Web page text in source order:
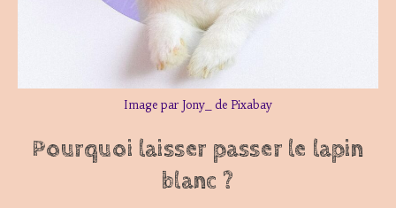
Image par Jony_ de Pixabay
Pourquoi laisser passer le lapin
blanc ?